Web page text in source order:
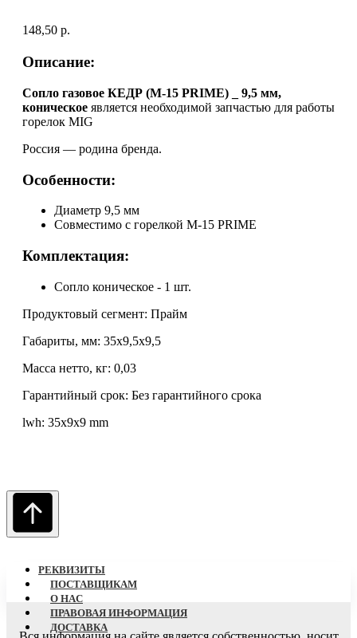
148,50 р.
Описание:
Сопло газовое КЕДР (M-15 PRIME) _ 9,5 мм,
коническое является необходимой запчастью для работы
горелок MIG
Россия — родина бренда.
Особенности:
Диаметр 9,5 мм
Совместимо с горелкой M-15 PRIME
Комплектация:
Сопло коническое - 1 шт.
Продуктовый сегмент: Прайм
Габариты, мм: 35x9,5x9,5
Масса нетто, кг: 0,03
Гарантийный срок: Без гарантийного срока
lwh: 35x9x9 mm
РЕКВИЗИТЫ
ПОСТАВЩИКАМ
О НАC
ПРАВОВАЯ ИНФОРМАЦИЯ
ДОСТАВКА